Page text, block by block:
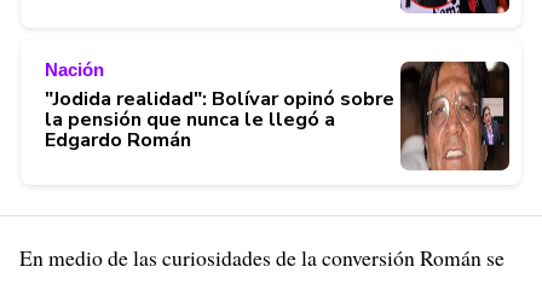
Nación
"Jodida realidad": Bolívar opinó sobre
la pensión que nunca le llegó a
Edgardo Román
En medio de las curiosidades de la conversión Román se